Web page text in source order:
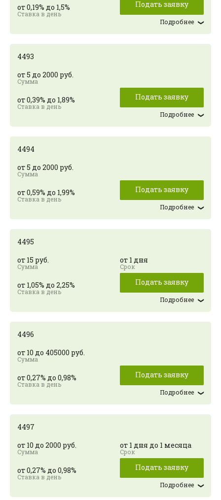
от 0,19% до 1,5% Подать заявку
Подробнее
4493
от 5 до 2000 руб.
от 0,39% до 1,89% Подать заявку
Подробнее
4494
от 5 до 2000 руб.
от 0,59% до 1,99% Подать заявку
Подробнее
4495
от 15 руб.
от 1 дня
от 1,05% до 2,25% Подать заявку
Подробнее
4496
от 10 до 405000 руб.
от 0,27% до 0,98% Подать заявку
Подробнее
4497
от 10 до 2000 руб.
от 1 дня до 1 месяца
от 0,27% до 0,98% Подать заявку
Подробнее